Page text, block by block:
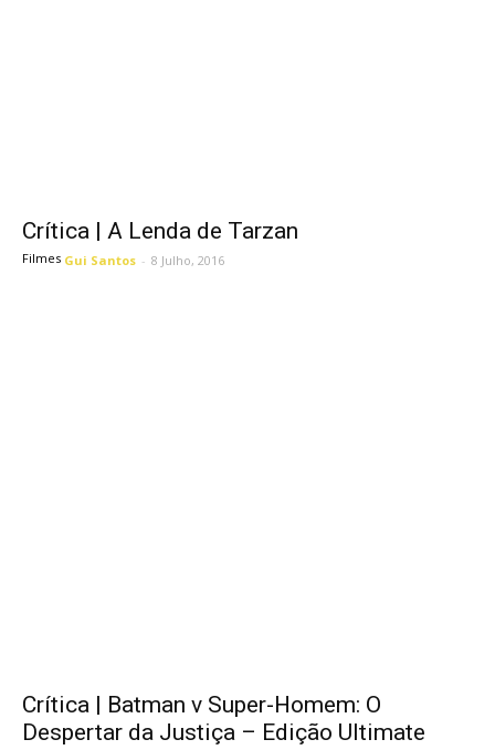
Crítica | A Lenda de Tarzan
Filmes Gui Santos - 8 Julho, 2016
Crítica | Batman v Super-Homem: O
Despertar da Justiça – Edição Ultimate